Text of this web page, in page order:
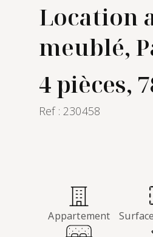
Location
meublé,
4 pièces,
Ref : 230458
Appartement